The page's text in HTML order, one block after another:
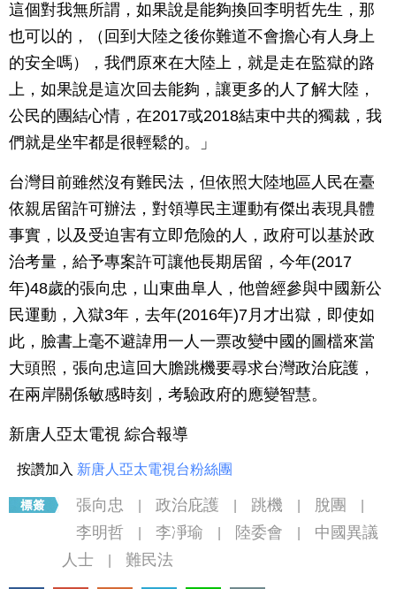
這個對我無所謂，如果說是能夠換回李明哲先生，那
也可以的，（回到大陸之後你難道不會擔心有人身上
的安全嗎），我們原來在大陸上，就是走在監獄的路
上，如果說是這次回去能夠，讓更多的人了解大陸，
公民的團結心情，在2017或2018結束中共的獨裁，我
們就是坐牢都是很輕鬆的。」
台灣目前雖然沒有難民法，但依照大陸地區人民在臺
依親居留許可辦法，對領導民主運動有傑出表現具體
事實，以及受迫害有立即危險的人，政府可以基於政
治考量，給予專案許可讓他長期居留，今年(2017
年)48歲的張向忠，山東曲阜人，他曾經參與中國新公
民運動，入獄3年，去年(2016年)7月才出獄，即使如
此，臉書上毫不避諱用一人一票改變中國的圖檔來當
大頭照，張向忠這回大膽跳機要尋求台灣政治庇護，
在兩岸關係敏感時刻，考驗政府的應變智慧。
新唐人亞太電視 綜合報導
按讚加入 新唐人亞太電視台粉絲團
張向忠 政治庇護 跳機 脫團
李明哲 李凈瑜 陸委會
中國異議
人士
難民法